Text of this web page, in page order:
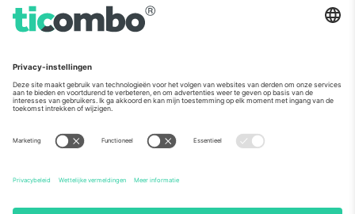
Regus Sofia City West, bul
Totleben 53-55, 1606 Sofia,
UAE Dubai Silicon Oasis, DDP
Building A1, Office 302, Dubai,
Mexico
Av Chapultepec 360, Roma
Norte, Cuauhtémoc, 06700
Ciudad de México, CDMX,
Mexico
De juridische entiteit van de aanbieder van het platform kan
domein. Kijk voor meer informatie op de specifieke pagina van het